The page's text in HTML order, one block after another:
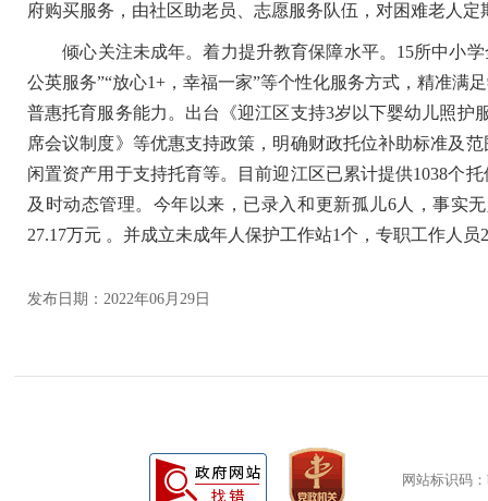
府购买服务，由社区助老员、志愿服务队伍，对困难老人
倾心关注未成年。着力提升教育保障水平。15所中小学
公英服务”“放心1+，幸福一家”等个性化服务方式，精准满
普惠托育服务能力。出台《迎江区支持3岁以下婴幼儿照护
席会议制度》等优惠支持政策，明确财政托位补助标准及
闲置资产用于支持托育等。目前迎江区已累计提供1038个
及时动态管理。今年以来，已录入和更新孤儿6人，事实
27.17万元 。并成立未成年人保护工作站1个，专职工作人
发布日期：2022年06月29日
网站标识码